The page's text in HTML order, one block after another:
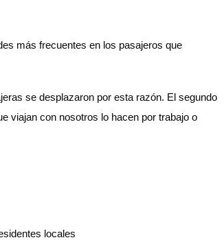
más frecuentes en los pasajeros que
se desplazaron por esta razón. El segundo
viajan con nosotros lo hacen por trabajo o
locales